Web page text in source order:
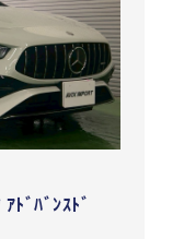
ﾄﾞﾊﾞﾝｽﾄﾞ